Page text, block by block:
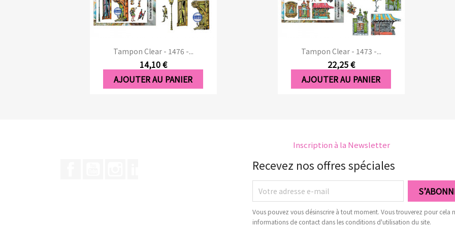
Tampon Clear - 1476 -...
14,10 €
AJOUTER AU PANIER
Aperçu rapide Tampon Clear - 1473 -...
22,25 €
AJOUTER AU PANIER
Aperçu rapide
Inscription à la Newsletter
Recevez nos offres spéciales
Vous pouvez vous désinscrire à tout moment. Vous trouverez pour cela
informations de contact dans les conditions d'utilisation du site.